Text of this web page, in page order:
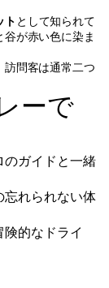
ト として知られて
が赤い色に染ま
訪問客は通常二つ
ーで
ガイドと一緒
れられない体
的なドライ